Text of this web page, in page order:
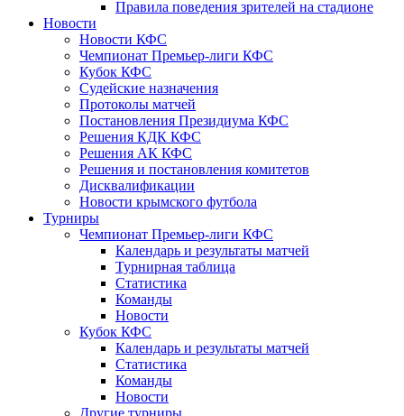
Правила поведения зрителей на стадионе
Новости
Новости КФС
Чемпионат Премьер-лиги КФС
Кубок КФС
Судейские назначения
Протоколы матчей
Постановления Президиума КФС
Решения КДК КФС
Решения АК КФС
Решения и постановления комитетов
Дисквалификации
Новости крымского футбола
Турниры
Чемпионат Премьер-лиги КФС
Календарь и результаты матчей
Турнирная таблица
Статистика
Команды
Новости
Кубок КФС
Календарь и результаты матчей
Статистика
Команды
Новости
Другие турниры